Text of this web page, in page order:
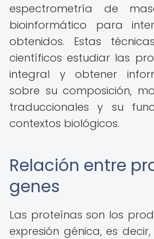
espectrometría de
bioinformático para
obtenidos. Estas
científicos estudiar las
integral y obtener
sobre su composición,
traduccionales y su
contextos biológicos.
Relación entre
genes
Las proteínas son los
expresión génica, es